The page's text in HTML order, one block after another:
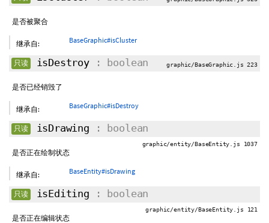
是否被聚合
继承自: BaseGraphic#isCluster
只读 isDestroy : boolean graphic/BaseGraphic.js 223
是否已经销毁了
继承自: BaseGraphic#isDestroy
只读 isDrawing : boolean
graphic/entity/BaseEntity.js 1037
是否正在绘制状态
继承自: BaseEntity#isDrawing
只读 isEditing : boolean
graphic/entity/BaseEntity.js 121
是否正在编辑状态